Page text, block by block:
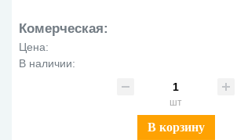
Комерческая:
Цена:
В наличии:
шт
В корзину